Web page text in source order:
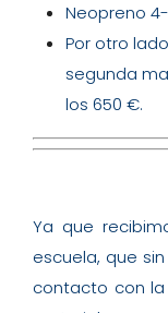
Neopreno
Por otro
segunda
los 650 €.
Ya que
escuela, que
contacto con